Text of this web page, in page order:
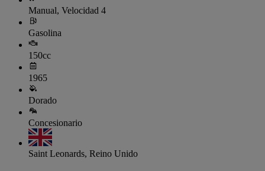
Manual, Velocidad 4
Gasolina
150cc
1965
Dorado
Concesionario
Saint Leonards, Reino Unido